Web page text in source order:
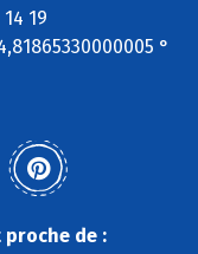
19
°
de :